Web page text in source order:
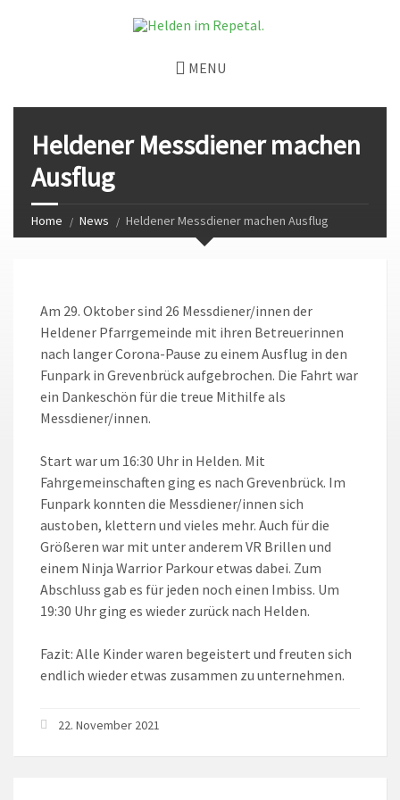
MENU
Heldener Messdiener machen
Ausflug
Home News Heldener Messdiener machen Ausflug
Am 29. Oktober sind 26 Messdiener/innen der
Heldener Pfarrgemeinde mit ihren Betreuerinnen
nach langer Corona-Pause zu einem Ausflug in den
Funpark in Grevenbrück aufgebrochen. Die Fahrt war
ein Dankeschön für die treue Mithilfe als
Messdiener/innen.
Start war um 16:30 Uhr in Helden. Mit
Fahrgemeinschaften ging es nach Grevenbrück. Im
Funpark konnten die Messdiener/innen sich
austoben, klettern und vieles mehr. Auch für die
Größeren war mit unter anderem VR Brillen und
einem Ninja Warrior Parkour etwas dabei. Zum
Abschluss gab es für jeden noch einen Imbiss. Um
19:30 Uhr ging es wieder zurück nach Helden.
Fazit: Alle Kinder waren begeistert und freuten sich
endlich wieder etwas zusammen zu unternehmen.
22. November 2021